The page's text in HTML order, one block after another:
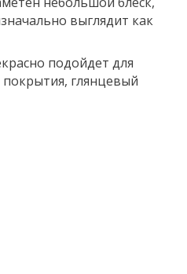
выглядит как
подойдет для
глянцевый